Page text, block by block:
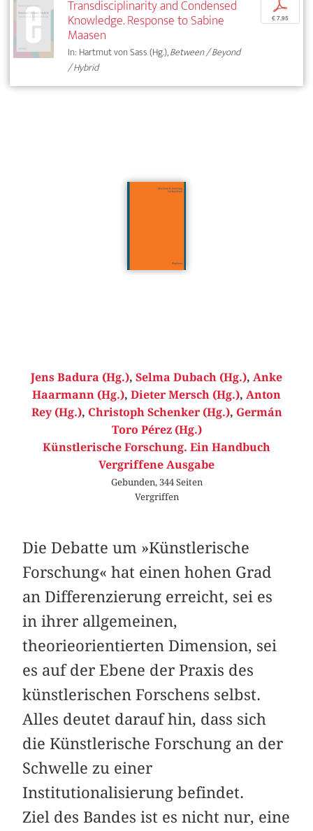
Transdisciplinarity and Condensed
Knowledge. Response to Sabine
Maasen
In: Hartmut von Sass (Hg.),Between / Beyond
/ Hybrid
p
€ 7,95
Jens Badura (Hg.), Selma Dubach (Hg.), Anke
Haarmann (Hg.), Dieter Mersch (Hg.), Anton
Rey (Hg.), Christoph Schenker (Hg.), Germán
Toro Pérez (Hg.)
Künstlerische Forschung. Ein Handbuch
Vergriffene Ausgabe
Gebunden, 344 Seiten
Vergriffen
Die Debatte um »Künstlerische
Forschung« hat einen hohen Grad
an Differenzierung erreicht, sei es
in ihrer allgemeinen,
theorieorientierten Dimension, sei
es auf der Ebene der Praxis des
künstlerischen Forschens selbst.
Alles deutet darauf hin, dass sich
die Künstlerische Forschung an der
Schwelle zu einer
Institutionalisierung befindet.
Ziel des Bandes ist es nicht nur, eine